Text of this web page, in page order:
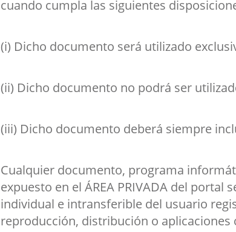
cuando cumpla las siguientes
(i) Dicho documento será utilizado
(ii) Dicho documento no podrá ser
(iii) Dicho documento deberá siempre
Cualquier documento, programa
expuesto en el ÁREA PRIVADA del
individual e intransferible del usuario
reproducción, distribución o